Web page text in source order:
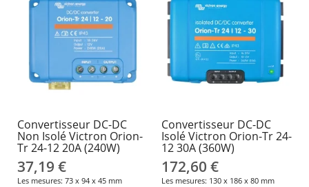
Convertisseur DC-DC
Non Isolé Victron Orion-
Tr 24-12 20A (240W)
37,19 €
Les mesures: 73 x 94 x 45 mm
Convertisseur DC-DC
Isolé Victron Orion-Tr 24-
12 30A (360W)
172,60 €
Les mesures: 130 x 186 x 80 mm